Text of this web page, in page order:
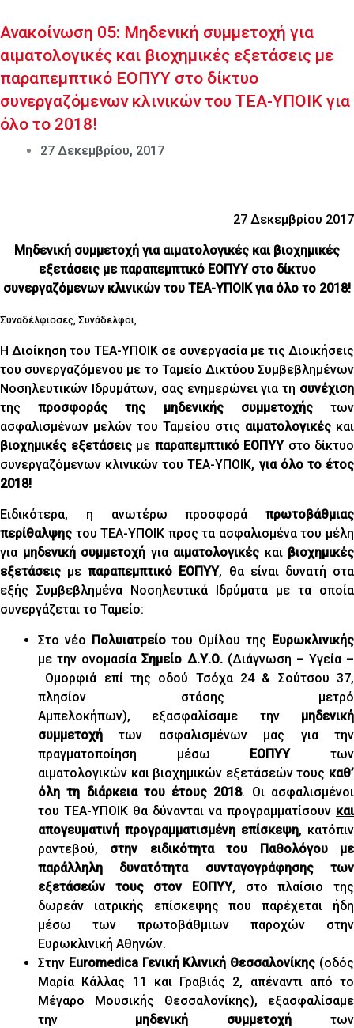
Ανακοίνωση 05: Μηδενική συμμετοχή για
αιματολογικές και βιοχημικές εξετάσεις με
παραπεμπτικό ΕΟΠΥΥ στο δίκτυο
συνεργαζόμενων κλινικών του ΤΕΑ-ΥΠΟΙΚ για
όλο το 2018!
27 Δεκεμβρίου, 2017
27 Δεκεμβρίου 2017
Μηδενική συμμετοχή για αιματολογικές και βιοχημικές
εξετάσεις με παραπεμπτικό ΕΟΠΥΥ στο δίκτυο
συνεργαζόμενων κλινικών του ΤΕΑ-ΥΠΟΙΚ για όλο το 2018!
Συναδέλφισσες, Συνάδελφοι,
Η Διοίκηση του ΤΕΑ-ΥΠΟΙΚ σε συνεργασία με τις Διοικήσεις
του συνεργαζόμενου με το Ταμείο Δικτύου Συμβεβλημένων
Νοσηλευτικών Ιδρυμάτων, σας ενημερώνει για τη συνέχιση
τηςπροσφοράς της μηδενικής συμμετοχήςτων
ασφαλισμένων μελών του Ταμείου στις αιματολογικές και
βιοχημικές εξετάσειςμε παραπεμπτικό ΕΟΠΥΥστο δίκτυο
συνεργαζόμενων κλινικών του ΤΕΑ-ΥΠΟΙΚ, για όλο το έτος
2018!
Ειδικότερα, η ανωτέρω προσφορά πρωτοβάθμιας
περίθαλψης του ΤΕΑ-ΥΠΟΙΚ προς τα ασφαλισμένα του μέλη
για μηδενική συμμετοχή για αιματολογικές και βιοχημικές
εξετάσεις μεπαραπεμπτικό ΕΟΠΥΥ, θα είναι δυνατή στα
εξής Συμβεβλημένα Νοσηλευτικά Ιδρύματα με τα οποία
συνεργάζεται το Ταμείο:
Στο νέο Πολυιατρείο του Ομίλου της Ευρωκλινικής
με την ονομασίαΣημείο Δ.Υ.Ο.(Διάγνωση – Υγεία –
Ομορφιά επί της οδού Τσόχα 24 & Σούτσου 37,
πλησίον στάσης μετρό
Αμπελοκήπων), εξασφαλίσαμε την μηδενική
συμμετοχή των ασφαλισμένων μας για την
πραγματοποίηση μέσω ΕΟΠΥΥτων
αιματολογικών και βιοχημικών εξετάσεών τους καθ’
όλη τη διάρκεια του έτους 2018. Οι ασφαλισμένοι
του ΤΕΑ-ΥΠΟΙΚ θα δύνανται να προγραμματίσουν και
απογευματινή προγραμματισμένη επίσκεψη, κατόπιν
ραντεβού, στην ειδικότητα του Παθολόγου με
παράλληλη δυνατότητα συνταγογράφησης των
εξετάσεών τους στον ΕΟΠΥΥ, στο πλαίσιο της
δωρεάν ιατρικής επίσκεψης που παρέχεται ήδη
μέσω των πρωτοβάθμιων παροχών στην
Ευρωκλινική Αθηνών.
Στην Euromedica Γενική Κλινική Θεσσαλονίκης (οδός
Μαρία Κάλλας 11 και Γραβιάς 2, απέναντι από το
Μέγαρο Μουσικής Θεσσαλονίκης), εξασφαλίσαμε
την μηδενική συμμετοχή των